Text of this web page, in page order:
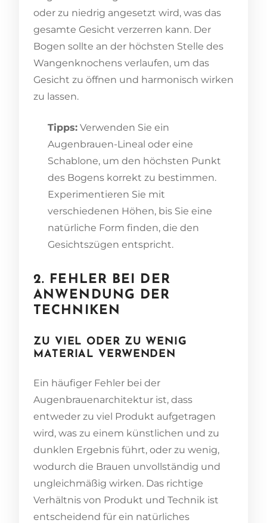
oder zu niedrig angesetzt wird, was das
gesamte Gesicht verzerren kann. Der
Bogen sollte an der höchsten Stelle des
Wangenknochens verlaufen, um das
Gesicht zu öffnen und harmonisch wirken
zu lassen.
Tipps: Verwenden Sie ein
Augenbrauen-Lineal oder eine
Schablone, um den höchsten Punkt
des Bogens korrekt zu bestimmen.
Experimentieren Sie mit
verschiedenen Höhen, bis Sie eine
natürliche Form finden, die den
Gesichtszügen entspricht.
2. FEHLER BEI DER
ANWENDUNG DER
TECHNIKEN
ZU VIEL ODER ZU WENIG
MATERIAL VERWENDEN
Ein häufiger Fehler bei der
Augenbrauenarchitektur ist, dass
entweder zu viel Produkt aufgetragen
wird, was zu einem künstlichen und zu
dunklen Ergebnis führt, oder zu wenig,
wodurch die Brauen unvollständig und
ungleichmäßig wirken. Das richtige
Verhältnis von Produkt und Technik ist
entscheidend für ein natürliches